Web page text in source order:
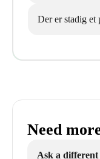
Der er stadig et
Need
Ask a different